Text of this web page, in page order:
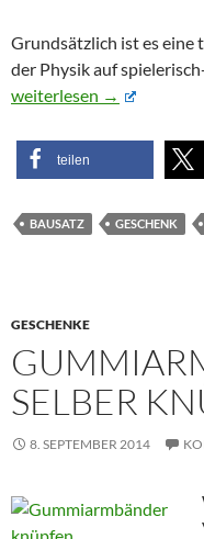
Grundsätzlich ist es eine
der Physik auf
Mini-Mohrenkopf-
weiterlesen →
teilen
BAUSATZ GESCHENK
GESCHENKE
SELBER
8. SEPTEMBER 2014